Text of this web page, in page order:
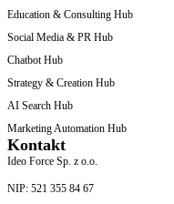
Education & Consulting Hub
Social Media & PR Hub
Chatbot Hub
Strategy & Creation Hub
AI Search Hub
Marketing Automation Hub
Kontakt
Ideo Force Sp. z o.o.
NIP: 521 355 84 67